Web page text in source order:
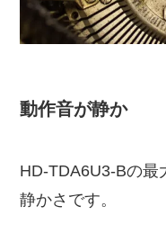
動作音が静か
HD-TDA6U3-Bの最
静かさです。